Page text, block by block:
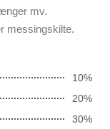
mv.
messingskilte.
10%
20%
30%